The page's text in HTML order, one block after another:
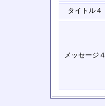
タイトル４
メッセージ４